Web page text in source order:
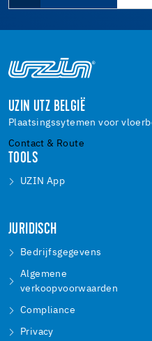
UZIN UTZ BELGIË
Plaatsingssytemen voor
Contact & Route
TOOLS
UZIN App
JURIDISCH
Bedrijfsgegevens
Algemene
verkoopvoorwaarden
Compliance
Privacy